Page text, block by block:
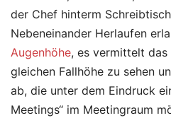
der Chef hinterm
Nebeneinander Herlaufen
Augenhöhe, es vermittelt das
gleichen Fallhöhe zu sehen
ab, die unter dem Eindruck
Meetings“ im Meetingraum